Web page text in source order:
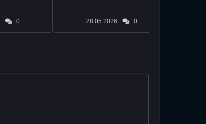
0 28.05.2026 0